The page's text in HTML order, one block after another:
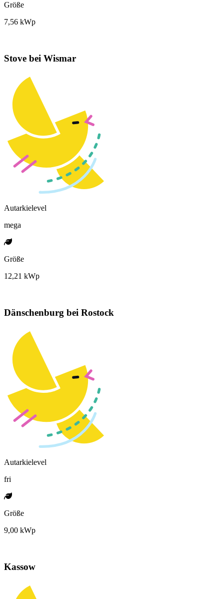
Größe
7,56 kWp
Stove bei Wismar
Autarkielevel
mega
Größe
12,21 kWp
Dänschenburg bei Rostock
Autarkielevel
fri
Größe
9,00 kWp
Kassow